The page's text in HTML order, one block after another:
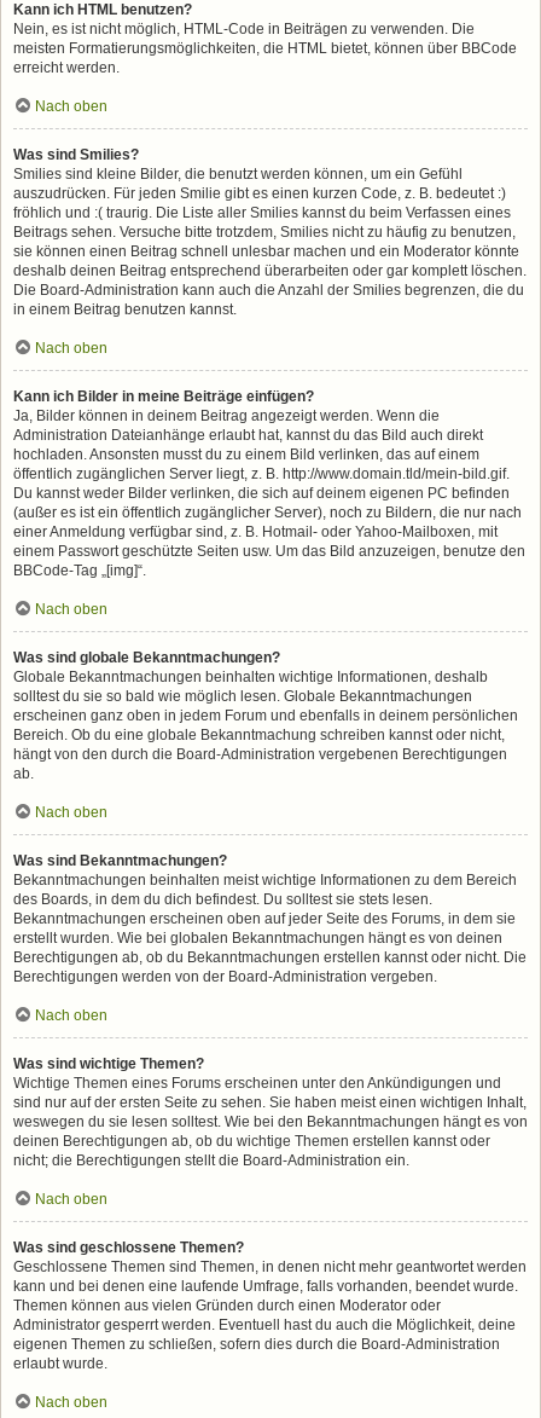
Kann ich HTML benutzen?
Nein, es ist nicht möglich, HTML-Code in Beiträgen zu verwenden. Die
meisten Formatierungsmöglichkeiten, die HTML bietet, können über BBCode
erreicht werden.
Nach oben
Was sind Smilies?
Smilies sind kleine Bilder, die benutzt werden können, um ein Gefühl
auszudrücken. Für jeden Smilie gibt es einen kurzen Code, z. B. bedeutet :)
fröhlich und :( traurig. Die Liste aller Smilies kannst du beim Verfassen eines
Beitrags sehen. Versuche bitte trotzdem, Smilies nicht zu häufig zu benutzen,
sie können einen Beitrag schnell unlesbar machen und ein Moderator könnte
deshalb deinen Beitrag entsprechend überarbeiten oder gar komplett löschen.
Die Board-Administration kann auch die Anzahl der Smilies begrenzen, die du
in einem Beitrag benutzen kannst.
Nach oben
Kann ich Bilder in meine Beiträge einfügen?
Ja, Bilder können in deinem Beitrag angezeigt werden. Wenn die
Administration Dateianhänge erlaubt hat, kannst du das Bild auch direkt
hochladen. Ansonsten musst du zu einem Bild verlinken, das auf einem
öffentlich zugänglichen Server liegt, z. B. http://www.domain.tld/mein-bild.gif.
Du kannst weder Bilder verlinken, die sich auf deinem eigenen PC befinden
(außer es ist ein öffentlich zugänglicher Server), noch zu Bildern, die nur nach
einer Anmeldung verfügbar sind, z. B. Hotmail- oder Yahoo-Mailboxen, mit
einem Passwort geschützte Seiten usw. Um das Bild anzuzeigen, benutze den
BBCode-Tag „[img]“.
Nach oben
Was sind globale Bekanntmachungen?
Globale Bekanntmachungen beinhalten wichtige Informationen, deshalb
solltest du sie so bald wie möglich lesen. Globale Bekanntmachungen
erscheinen ganz oben in jedem Forum und ebenfalls in deinem persönlichen
Bereich. Ob du eine globale Bekanntmachung schreiben kannst oder nicht,
hängt von den durch die Board-Administration vergebenen Berechtigungen
ab.
Nach oben
Was sind Bekanntmachungen?
Bekanntmachungen beinhalten meist wichtige Informationen zu dem Bereich
des Boards, in dem du dich befindest. Du solltest sie stets lesen.
Bekanntmachungen erscheinen oben auf jeder Seite des Forums, in dem sie
erstellt wurden. Wie bei globalen Bekanntmachungen hängt es von deinen
Berechtigungen ab, ob du Bekanntmachungen erstellen kannst oder nicht. Die
Berechtigungen werden von der Board-Administration vergeben.
Nach oben
Was sind wichtige Themen?
Wichtige Themen eines Forums erscheinen unter den Ankündigungen und
sind nur auf der ersten Seite zu sehen. Sie haben meist einen wichtigen Inhalt,
weswegen du sie lesen solltest. Wie bei den Bekanntmachungen hängt es von
deinen Berechtigungen ab, ob du wichtige Themen erstellen kannst oder
nicht; die Berechtigungen stellt die Board-Administration ein.
Nach oben
Was sind geschlossene Themen?
Geschlossene Themen sind Themen, in denen nicht mehr geantwortet werden
kann und bei denen eine laufende Umfrage, falls vorhanden, beendet wurde.
Themen können aus vielen Gründen durch einen Moderator oder
Administrator gesperrt werden. Eventuell hast du auch die Möglichkeit, deine
eigenen Themen zu schließen, sofern dies durch die Board-Administration
erlaubt wurde.
Nach oben